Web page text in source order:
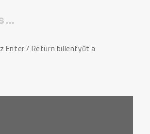
Enter / Return billentyűt a